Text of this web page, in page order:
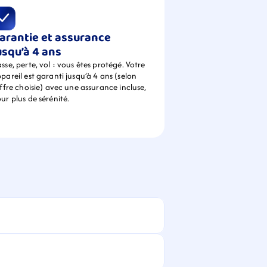
et assurance
4 ans
perte, vol : vous êtes protégé. Votre
est garanti jusqu’à 4 ans (selon
choisie) avec une assurance incluse,
plus de sérénité.